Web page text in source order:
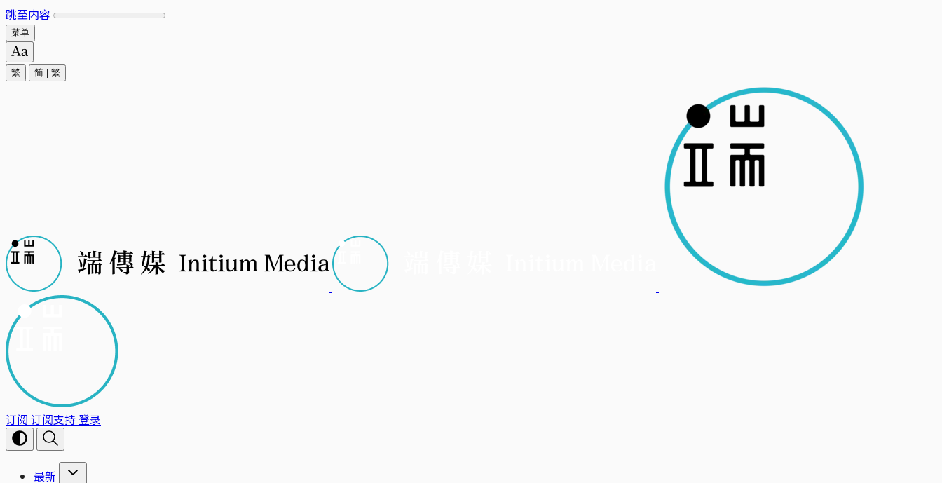
跳至内容
菜单
繁 简 繁
订阅 订阅支持登录
最新